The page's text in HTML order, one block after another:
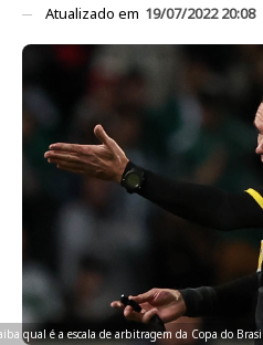
Atualizado em 19/07/2022 20:08
qual é a escala de arbitragem da Copa do